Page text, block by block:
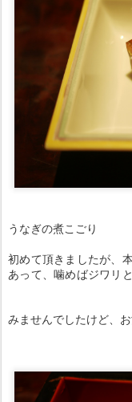
うなぎの煮こごり
初めて頂きましたが、
あって、噛めばジワリ
みませんでしたけど、